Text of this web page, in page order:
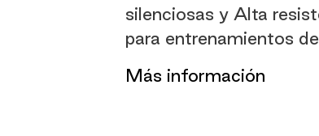
silenciosas y Alta
para entrenamientos
​Más información